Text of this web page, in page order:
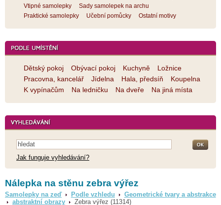
Vtipné samolepky
Sady samolepek na archu
Praktické samolepky
Učební pomůcky Ostatní motivy
Dětský pokoj Obývací pokoj Kuchyně
Ložnice
Pracovna, kancelář
Jídelna Hala, předsíň
Koupelna
K vypínačům
Na ledničku Na dveře Na jiná místa
Jak funguje vyhledávání?
Nálepka na stěnu zebra výřez
Samolepky na zeď Podle vzhledu
Geometrické tvary a abstrakce
abstraktní obrazy
Zebra výřez (11314)